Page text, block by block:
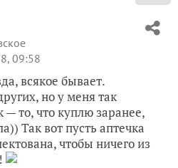
09:58
всякое бывает.
но у меня так
— то, что куплю заранее,
Так вот пусть аптечка
чтобы ничего из